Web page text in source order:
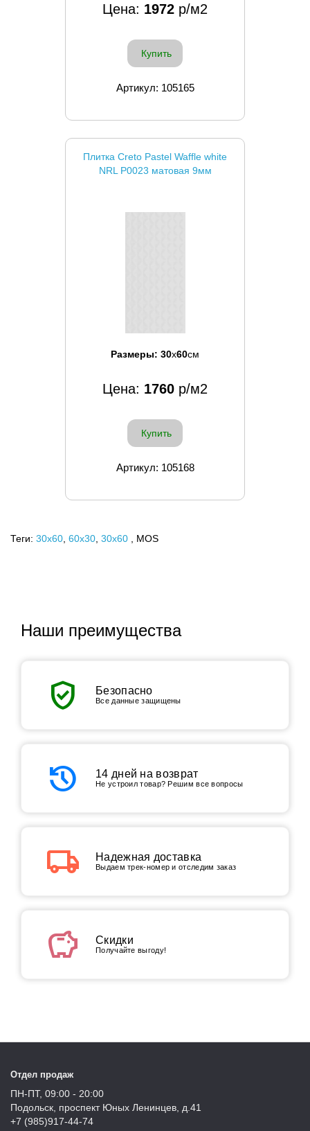
Цена: 1972 р/м2
Купить
Артикул: 105165
Плитка Creto Pastel Waffle white
NRL P0023 матовая 9мм
Размеры: 30x60см
Цена: 1760 р/м2
Купить
Артикул: 105168
Теги: 30x60 60х30 30х60 , MOS
Наши преимущества
verified_user Безопасно
Все данные защищены
history 14 дней на возврат
Не устроил товар? Решим все вопросы
local_shipping Надежная доставка
Выдаем трек-номер и отследим заказ
savings Скидки
Получайте выгоду!
Отдел продаж
ПН-ПТ, 09:00 - 20:00
Подольск, проспект Юных Ленинцев, д.41
+7 (985)917-44-74